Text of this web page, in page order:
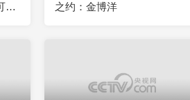
欣
之约：金博洋